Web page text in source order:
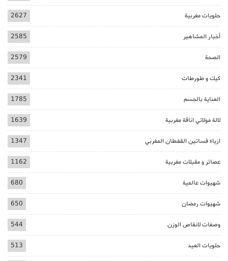
حلويات مغربية 2627
أخبار المشاهير 2585
الصحة 2579
كيك و طورطات 2341
العناية بالجسم 1785
لالة مولاتي اناقة مغربية 1639
ازياء فساتين القفطان المغربي 1347
عصائر و مقبلات مغربية 1162
شهيوات عالمية 680
شهيوات رمضان 650
وصفات لانقاص الوزن 544
حلويات العيد 513